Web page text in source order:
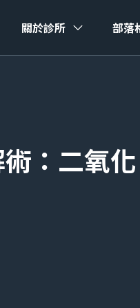
關於診所 部落
：二氧化